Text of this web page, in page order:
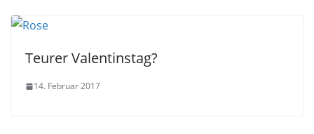
Teurer Valentinstag?
14. Februar 2017